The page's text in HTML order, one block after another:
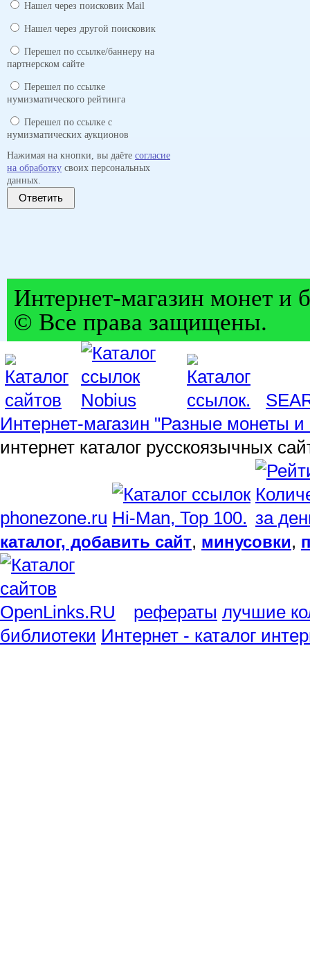
Нашел через поисковик Mail
Нашел через другой поисковик
Перешел по ссылке/баннеру на
партнерском сайте
Перешел по ссылке
нумизматического рейтинга
Перешел по ссылке с
нумизматических аукционов
Нажимая на кнопки, вы даёте согласие
на обработку своих персональных
данных.
Ответить
Интернет-магазин монет и
© Все права защищены.
Интернет-магазин "Разные монеты и
интернет каталог русскоязычных
phonezone.ru
каталог, добавить сайт, минусовки,
рефераты лучшие
библиотеки Интернет - каталог